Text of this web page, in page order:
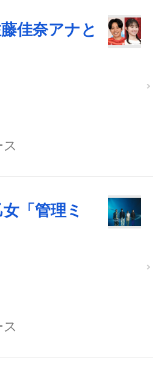
佳奈アナと
「管理ミ